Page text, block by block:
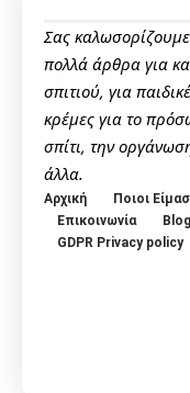
Σας
πολλά άρθρα για
σπιτιού, για
κρέμες για το
σπίτι, την
άλλα.
Αρχική Ποιοι
Επικοινωνία
GDPR Privacy policy